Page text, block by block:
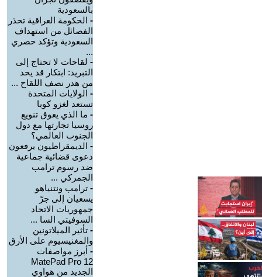
بالسعودية
- الحكومة العراقية تحذر
الفصائل من استهداف
السعودية وتؤكد حصري
...
- لقاحات لا تحتاج إلى
التبريد: ابتكار قد يحد
من هدر نصف اللقاح ...
- الولايات المتحدة
تستعد لغزو كوبا
- ما الذي يعوق تنويع
روسيا تجارتها مع دول
الجنوب العالمي؟
- الديمقراطيون يرفعون
دعوى قضائية جماعية
ضد رسوم ترامب
الجمركي ...
- ترامب ونتنياهو
يسعيان إلى جرّ
جمهوريات الاتحاد
السوفيتي السا ...
- تأثير الميلاتونين
والمغنيسيوم على الأرق
- أبرز مواصفات
MatePad Pro 12
الجديد من هواوي